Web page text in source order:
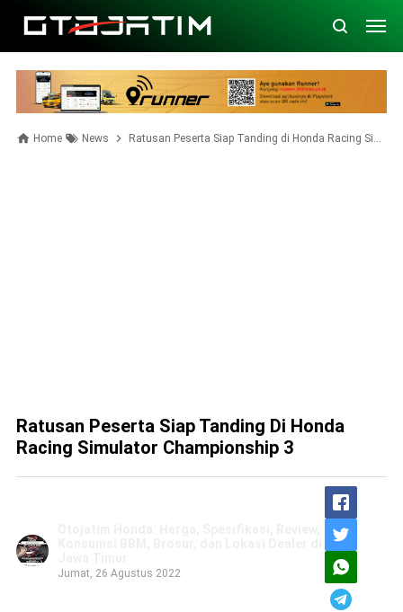
Home News Ratusan Peserta Siap Tanding di Honda Racing Simulator Championship 3
Ratusan Peserta Siap Tanding Di Honda
Racing Simulator Championship 3
Jumat, 26 Agustus 2022